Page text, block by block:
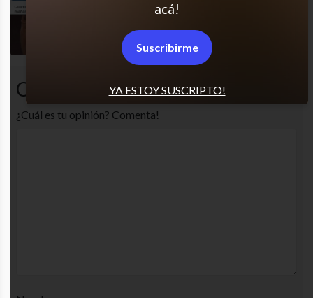
El peor momento
Comentarios
¿Cuál es tu opinión? Comenta!
YA ESTOY SUSCRIPTO!
acá!
Suscribirme